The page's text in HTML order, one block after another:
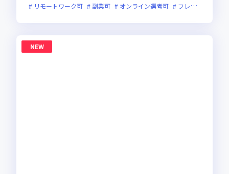
リモートワーク可
副業可 オンライン選考可 フレックス制度あり
NEW